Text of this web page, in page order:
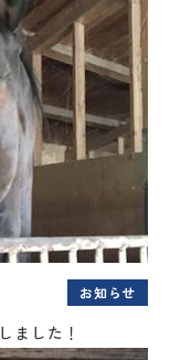
お知らせ
ました！